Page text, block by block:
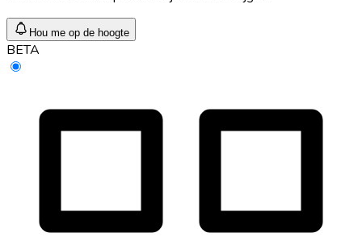
Hou me op de hoogte
BETA